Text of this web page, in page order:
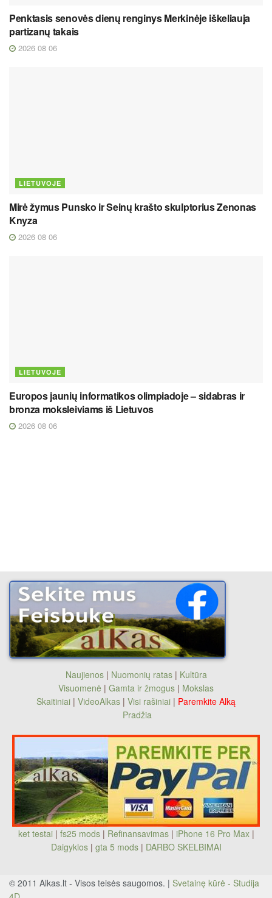
Penktasis senovės dienų renginys Merkinėje iškeliauja
partizanų takais
2026 08 06
LIETUVOJE
Mirė žymus Punsko ir Seinų krašto skulptorius Zenonas
Knyza
2026 08 06
LIETUVOJE
Europos jaunių informatikos olimpiadoje – sidabras ir
bronza moksleiviams iš Lietuvos
2026 08 06
Naujienos| Nuomonių ratas| Kultūra
Visuomenė | Gamta ir žmogus | Mokslas
Skaitiniai | VideoAlkas | Visi rašiniai | Paremkite Alką
Pradžia
ket testai | fs25 mods| Refinansavimas| iPhone 16 Pro Max|
Daigyklos| gta 5 mods | DARBO SKELBIMAI
© 2011 Alkas.lt - Visos teisės saugomos. | Svetainę kūrė - Studija